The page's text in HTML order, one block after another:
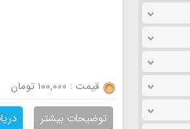
قیمت : 100,000 تومان
توضیحات بیشتر